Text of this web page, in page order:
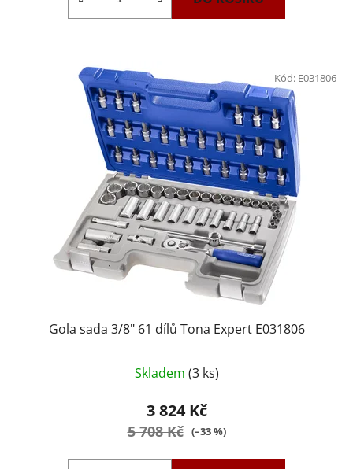
Gola sada 3/8" 61 dílů Tona Expert E031806
Skladem (3 ks)
3 824 Kč
5 708 Kč (–33 %)
Kód: E031806